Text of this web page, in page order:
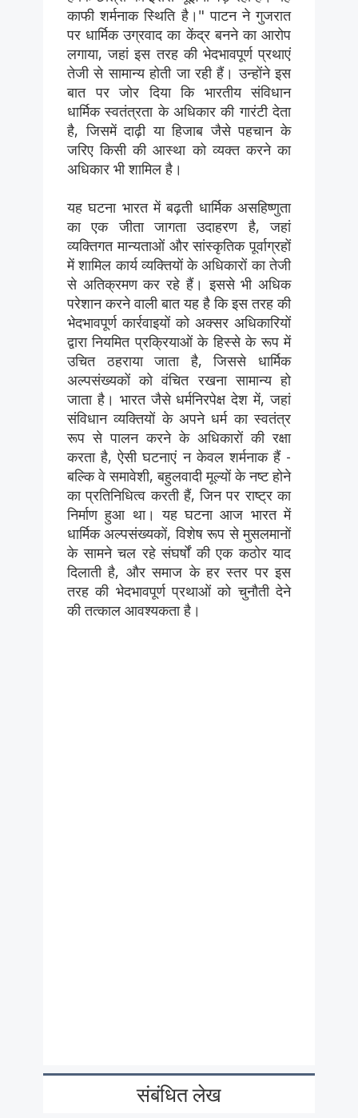
काफी शर्मनाक स्थिति है।" पाटन ने गुजरात
पर धार्मिक उग्रवाद का केंद्र बनने का आरोप
लगाया, जहां इस तरह की भेदभावपूर्ण प्रथाएं
तेजी से सामान्य होती जा रही हैं। उन्होंने इस
बात पर जोर दिया कि भारतीय संविधान
धार्मिक स्वतंत्रता के अधिकार की गारंटी देता
है, जिसमें दाढ़ी या हिजाब जैसे पहचान के
जरिए किसी की आस्था को व्यक्त करने का
अधिकार भी शामिल है।
यह घटना भारत में बढ़ती धार्मिक असहिष्णुता
का एक जीता जागता उदाहरण है, जहां
व्यक्तिगत मान्यताओं और सांस्कृतिक पूर्वाग्रहों
में शामिल कार्य व्यक्तियों के अधिकारों का तेजी
से अतिक्रमण कर रहे हैं। इससे भी अधिक
परेशान करने वाली बात यह है कि इस तरह की
भेदभावपूर्ण कार्रवाइयों को अक्सर अधिकारियों
द्वारा नियमित प्रक्रियाओं के हिस्से के रूप में
उचित ठहराया जाता है, जिससे धार्मिक
अल्पसंख्यकों को वंचित रखना सामान्य हो
जाता है। भारत जैसे धर्मनिरपेक्ष देश में, जहां
संविधान व्यक्तियों के अपने धर्म का स्वतंत्र
रूप से पालन करने के अधिकारों की रक्षा
करता है, ऐसी घटनाएं न केवल शर्मनाक हैं -
बल्कि वे समावेशी, बहुलवादी मूल्यों के नष्ट होने
का प्रतिनिधित्व करती हैं, जिन पर राष्ट्र का
निर्माण हुआ था। यह घटना आज भारत में
धार्मिक अल्पसंख्यकों, विशेष रूप से मुसलमानों
के सामने चल रहे संघर्षों की एक कठोर याद
दिलाती है, और समाज के हर स्तर पर इस
तरह की भेदभावपूर्ण प्रथाओं को चुनौती देने
की तत्काल आवश्यकता है।
संबंधित लेख